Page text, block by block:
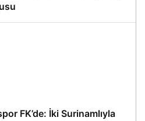
FK’de: İki Surinamlıyla